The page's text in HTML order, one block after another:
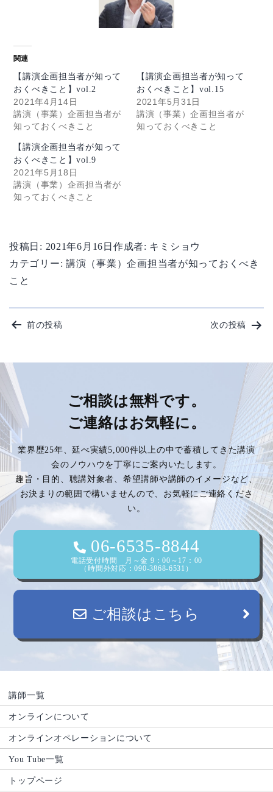
関連
【講演企画担当者が知って
おくべきこと】vol.2
2021年4月14日
講演（事業）企画担当者が
知っておくべきこと
【講演企画担当者が知って
おくべきこと】vol.15
2021年5月31日
講演（事業）企画担当者が
知っておくべきこと
【講演企画担当者が知って
おくべきこと】vol.9
2021年5月18日
講演（事業）企画担当者が
知っておくべきこと
投稿日: 2021年6月16日 作成者: キミショウ
カテゴリー:講演（事業）企画担当者が知っておくべき
こと
投
ナ
ビ
ゲ
ー
シ
ョ
ン
前の投稿 次の投稿
ご相談は無料です。
ご連絡はお気軽に。
業界歴25年、延べ実績5,000件以上の中で蓄積してきた講演
会のノウハウを丁寧にご案内いたします。
趣旨・目的、聴講対象者、希望講師や講師のイメージなど、
お決まりの範囲で構いませんので、お気軽にご連絡くださ
い。
06-6535-8844
電話受付時間 月～金 9：00～17：00
（時間外対応：090-3868-6531）
ご相談はこちら
講師一覧
オンラインについて
オンラインオペレーションについて
You Tube一覧
トップページ